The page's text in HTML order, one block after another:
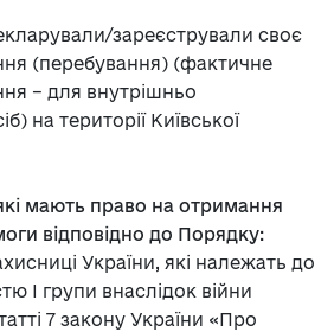
зареєстрували своє
(перебування) (фактичне
– для внутрішньо
на території Київської
мають право на отримання
відповідно до Порядку:
України, які належать до
І групи внаслідок війни
7 закону України «Про